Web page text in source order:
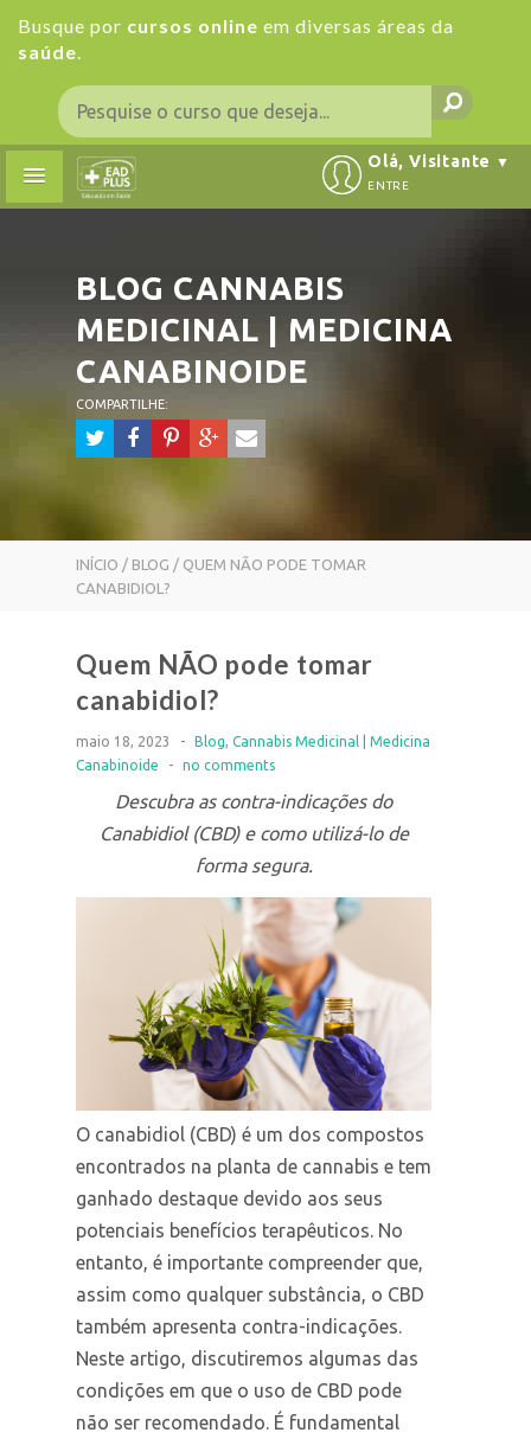
Busque por cursos online em diversas áreas da
saúde.
Olá, Visitante ▼
ENTRE
BLOG CANNABIS
MEDICINAL | MEDICINA
CANABINOIDE
COMPARTILHE:
INÍCIO / BLOG / QUEM NÃO PODE TOMAR
CANABIDIOL?
Quem NÃO pode tomar
canabidiol?
maio 18, 2023 - Blog, Cannabis Medicinal | Medicina
Canabinoide
- no comments
Descubra as contra-indicações do
Canabidiol (CBD) e como utilizá-lo de
forma segura.
O canabidiol (CBD) é um dos compostos
encontrados na planta de cannabis e tem
ganhado destaque devido aos seus
potenciais benefícios terapêuticos. No
entanto, é importante compreender que,
assim como qualquer substância, o CBD
também apresenta contra-indicações.
Neste artigo, discutiremos algumas das
condições em que o uso de CBD pode
não ser recomendado. É fundamental